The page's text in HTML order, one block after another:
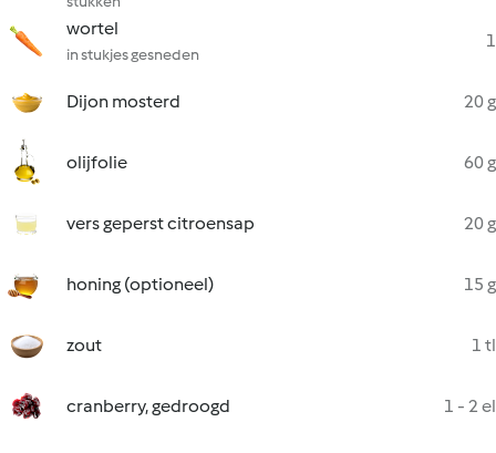
wortel
in stukjes gesneden
1
Dijon mosterd 20 g
olijfolie 60 g
vers geperst citroensap 20 g
honing (optioneel) 15 g
zout 1 tl
cranberry, gedroogd 1 - 2 el